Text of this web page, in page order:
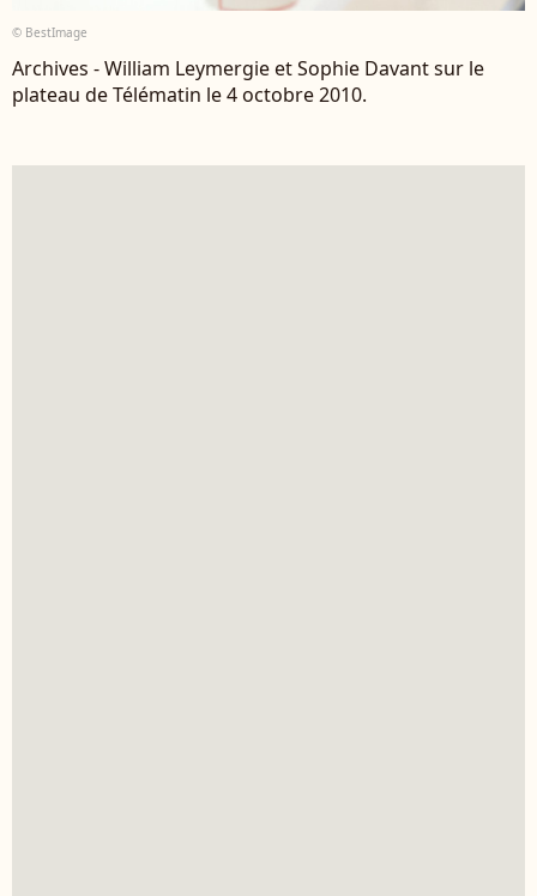
© BestImage
Archives - William Leymergie et Sophie Davant sur le
plateau de Télématin le 4 octobre 2010.